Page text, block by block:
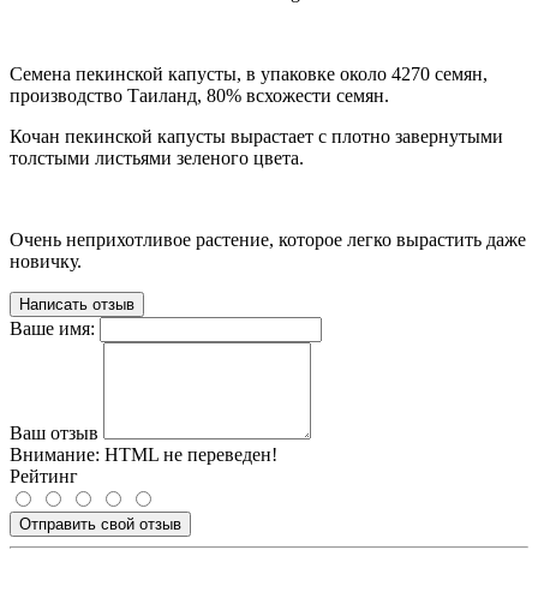
Семена пекинской капусты, в упаковке около 4270 семян,
производство Таиланд, 80% всхожести семян.
Кочан пекинской капусты вырастает с плотно завернутыми
толстыми листьями зеленого цвета.
Очень неприхотливое растение, которое легко вырастить даже
новичку.
Написать отзыв
Ваше имя:
Ваш отзыв
Внимание: HTML не переведен!
Рейтинг
Отправить свой отзыв